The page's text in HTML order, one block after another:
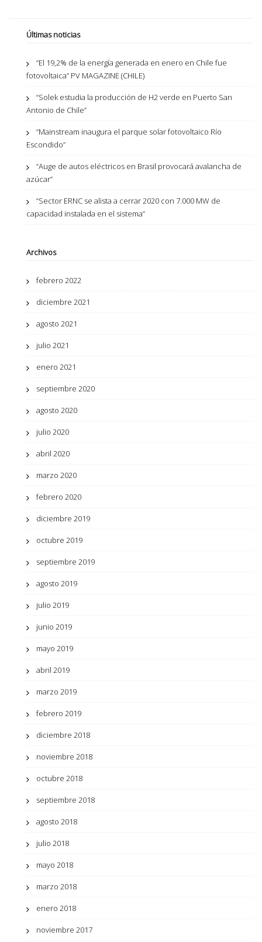
Últimas noticias
“El 19,2% de la energía generada en enero en Chile fue
fotovoltaica” PV MAGAZINE (CHILE)
“Solek estudia la producción de H2 verde en Puerto San
Antonio de Chile”
“Mainstream inaugura el parque solar fotovoltaico Río
Escondido”
“Auge de autos eléctricos en Brasil provocará avalancha de
azúcar”
“Sector ERNC se alista a cerrar 2020 con 7.000 MW de
capacidad instalada en el sistema”
Archivos
febrero 2022
diciembre 2021
agosto 2021
julio 2021
enero 2021
septiembre 2020
agosto 2020
julio 2020
abril 2020
marzo 2020
febrero 2020
diciembre 2019
octubre 2019
septiembre 2019
agosto 2019
julio 2019
junio 2019
mayo 2019
abril 2019
marzo 2019
febrero 2019
diciembre 2018
noviembre 2018
octubre 2018
septiembre 2018
agosto 2018
julio 2018
mayo 2018
marzo 2018
enero 2018
noviembre 2017